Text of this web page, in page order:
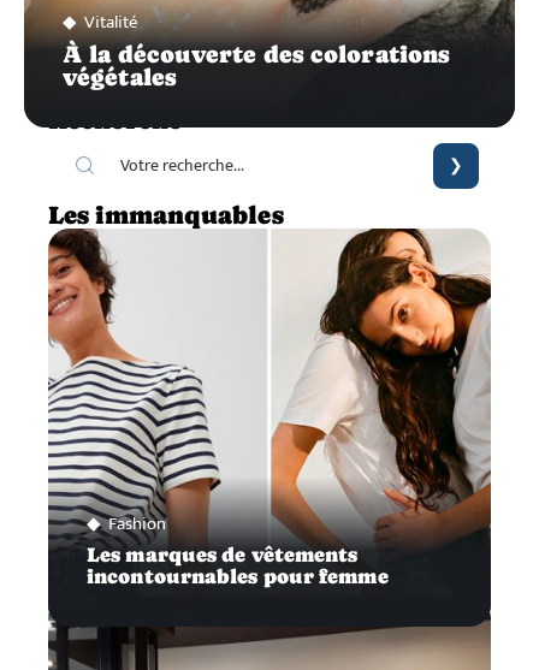
Vitalité
À la découverte des colorations
végétales
Les immanquables
Fashion
Les marques de vêtements
incontournables pour femme